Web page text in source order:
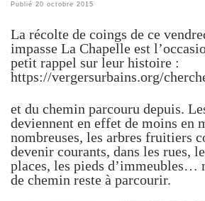
Publié 20 octobre 2015
La récolte de coings de ce
impasse La Chapelle est
petit rappel sur leur histoire :
https://vergersurbains.org/
et du chemin parcouru depuis.
deviennent en effet de moins en
nombreuses, les arbres fruitiers
devenir courants, dans les rues,
places, les pieds d’immeubles…
de chemin reste à parcourir.